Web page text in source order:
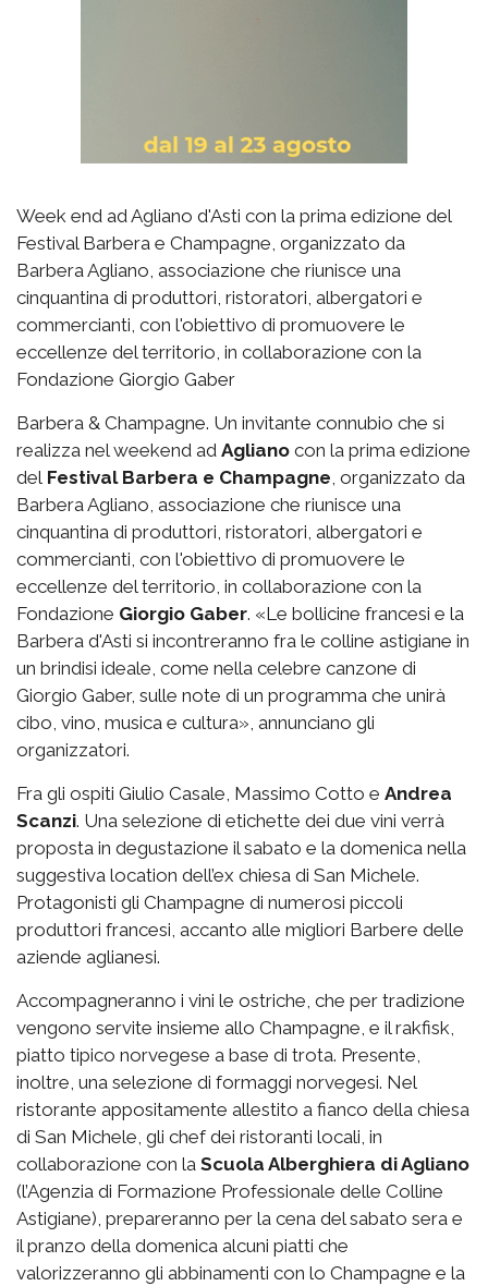
Week end ad Agliano d'Asti con la prima edizione del
Festival Barbera e Champagne, organizzato da
Barbera Agliano, associazione che riunisce una
cinquantina di produttori, ristoratori, albergatori e
commercianti, con l'obiettivo di promuovere le
eccellenze del territorio, in collaborazione con la
Fondazione Giorgio Gaber
Barbera & Champagne. Un invitante connubio che si
realizza nel weekend ad Agliano con la prima edizione
del Festival Barbera e Champagne, organizzato da
Barbera Agliano, associazione che riunisce una
cinquantina di produttori, ristoratori, albergatori e
commercianti, con l'obiettivo di promuovere le
eccellenze del territorio, in collaborazione con la
Fondazione Giorgio Gaber. «Le bollicine francesi e la
Barbera d'Asti si incontreranno fra le colline astigiane in
un brindisi ideale, come nella celebre canzone di
Giorgio Gaber, sulle note di un programma che unirà
cibo, vino, musica e cultura», annunciano gli
organizzatori.
Fra gli ospiti Giulio Casale, Massimo Cotto e Andrea
Scanzi. Una selezione di etichette dei due vini verrà
proposta in degustazione il sabato e la domenica nella
suggestiva location dell’ex chiesa di San Michele.
Protagonisti gli Champagne di numerosi piccoli
produttori francesi, accanto alle migliori Barbere delle
aziende aglianesi.
Accompagneranno i vini le ostriche, che per tradizione
vengono servite insieme allo Champagne, e il rakfisk,
piatto tipico norvegese a base di trota. Presente,
inoltre, una selezione di formaggi norvegesi. Nel
ristorante appositamente allestito a fianco della chiesa
di San Michele, gli chef dei ristoranti locali, in
collaborazione con la Scuola Alberghiera di Agliano
(l’Agenzia di Formazione Professionale delle Colline
Astigiane), prepareranno per la cena del sabato sera e
il pranzo della domenica alcuni piatti che
valorizzeranno gli abbinamenti con lo Champagne e la